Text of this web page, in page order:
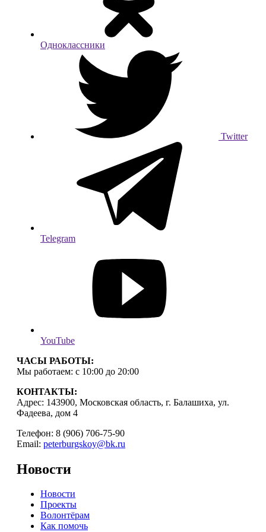
Одноклассники
Twitter
Telegram
YouTube
ЧАСЫ РАБОТЫ:
Мы работаем: с 10:00 до 20:00
КОНТАКТЫ:
Адрес: 143900, Московская область, г. Балашиха, ул.
Фадеева, дом 4
Телефон: 8 (906) 706-75-90
Email: peterburgskoy@bk.ru
Новости
Новости
Проекты
Волонтёрам
Как помочь